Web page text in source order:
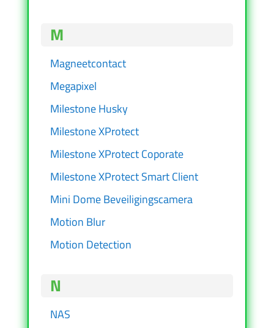
M
Magneetcontact
Megapixel
Milestone Husky
Milestone XProtect
Milestone XProtect Coporate
Milestone XProtect Smart Client
Mini Dome Beveiligingscamera
Motion Blur
Motion Detection
N
NAS